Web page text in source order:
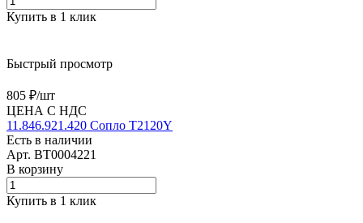
Купить в 1 клик
Быстрый просмотр
805 ₽/шт
ЦЕНА С НДС
11.846.921.420 Сопло T2120Y
Есть в наличии
Арт. BT0004221
В корзину
Купить в 1 клик